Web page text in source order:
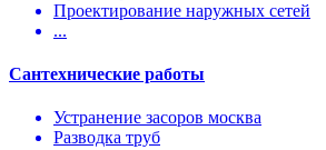
Проектирование наружных сетей
...
Сантехнические работы
Устранение засоров москва
Разводка труб